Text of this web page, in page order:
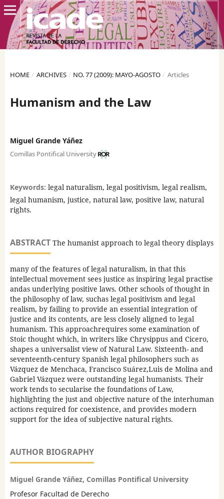
HOME / ARCHIVES / NO. 77 (2009): MAYO-AGOSTO / Articles
Humanism and the Law
Miguel Grande Yáñez
Comillas Pontifical University
Keywords: legal naturalism, legal positivism, legal realism,
legal humanism, justice, natural law, positive law, natural
rights.
ABSTRACTThe humanist approach to legal theory displays
many of the features of legal naturalism, in that this
intellectual movement sees justice as inspiring legal practise
andas underlying positive laws. Other schools of thought in
the philosophy of law, suchas legal positivism and legal
realism, by failing to provide an essential integration of
justice and its contents, are less closely aligned to legal
humanism. This approachrequires some examination of
Stoic thought which, in writers like Chrysippus and Cicero,
shapes a universalist view of Natural Law. Sixteenth- and
seventeenth-century Spanish legal philosophers such as
Vázquez de Menchaca, Francisco Suárez,Luis de Molina and
Gabriel Vázquez were outstanding legal humanists. Their
work tends to secularise the foundations of Law,
highlighting the just and objective nature of the interhuman
actions required for coexistence, and provides modern
support for the idea of subjective natural rights.
AUTHOR BIOGRAPHY
Miguel Grande Yáñez, Comillas Pontifical University
Profesor Facultad de Derecho